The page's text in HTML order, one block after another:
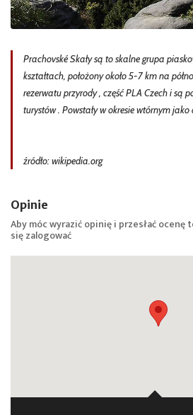
Prachovské Skały są to skalne grupa
kształtach, położony około 5-7 km na
rezerwatu przyrody , część PLA Czech i są
turystów . Powstały w okresie wtórnym
źródło: wikipedia.org
Opinie
Aby móc wyrazić opinię i przesłać ocenę
sięzalogować